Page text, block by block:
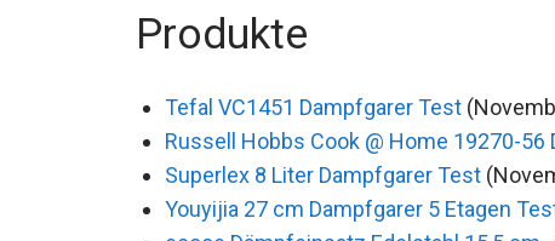
Produkte
Tefal VC1451 Dampfgarer Test
Russell Hobbs Cook @ Home 19270-56
Superlex 8 Liter Dampfgarer Test
Youyijia 27 cm Dampfgarer 5 Etagen